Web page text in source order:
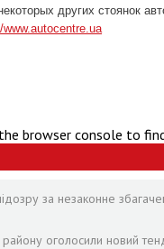
других стоянок
www.autocentre.ua
browser console to
за незаконне
оголосили новий